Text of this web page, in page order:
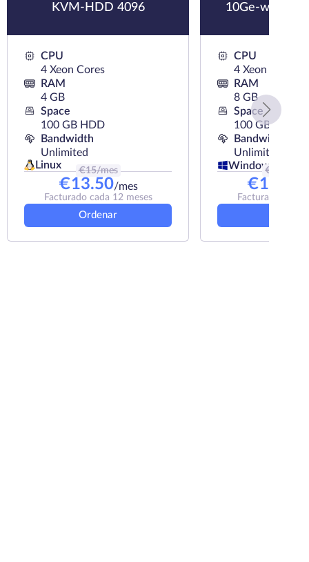
KVM-HDD 4096
CPU
4 Xeon Cores
RAM
4 GB
Space
100 GB HDD
Bandwidth
Unlimited
Linux
€15/mes
€13.50/mes
Facturado cada 12 meses
Ordenar
10Ge-wKVM-
CPU
4 Xeon Cores
RAM
8 GB
Space
100 GB SSD
Bandwidth
Unlimited
Windows
€
€
Facturado cada